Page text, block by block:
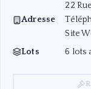
Adresse
22
Site
Lots
6 lots